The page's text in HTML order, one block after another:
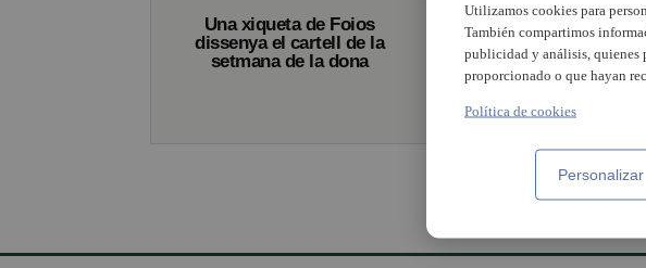
Una xiqueta de Foios
dissenya el cartell de la
setmana de la dona
Utilizamos cookies para
También compartimos
publicidad y análisis, quienes
proporcionado o que hayan
Política de cookies
Personalizar